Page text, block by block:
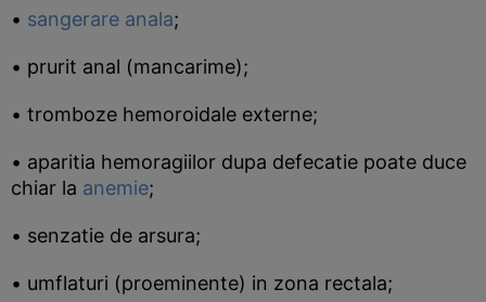
• sangerare anala;
• prurit anal (mancarime);
• tromboze hemoroidale externe;
• aparitia hemoragiilor dupa defecatie poate duce
chiar la anemie;
• senzatie de arsura;
• umflaturi (proeminente) in zona rectala;